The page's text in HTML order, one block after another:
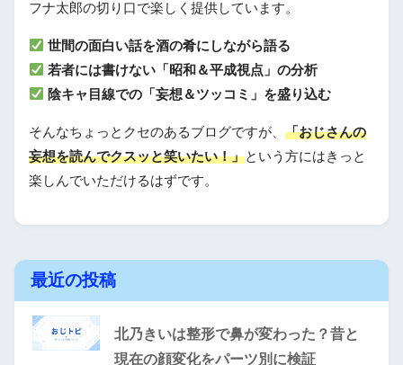
フナ太郎の切り口で楽しく提供しています。
世間の面白い話を酒の肴にしながら語る
若者には書けない「昭和＆平成視点」の分析
陰キャ目線での「妄想＆ツッコミ」を盛り込む
そんなちょっとクセのあるブログですが、 「おじさんの
妄想を読んでクスッと笑いたい！」という方にはきっと
楽しんでいただけるはずです。
最近の投稿
北乃きいは整形で鼻が変わった？昔と
現在の顔変化をパーツ別に検証